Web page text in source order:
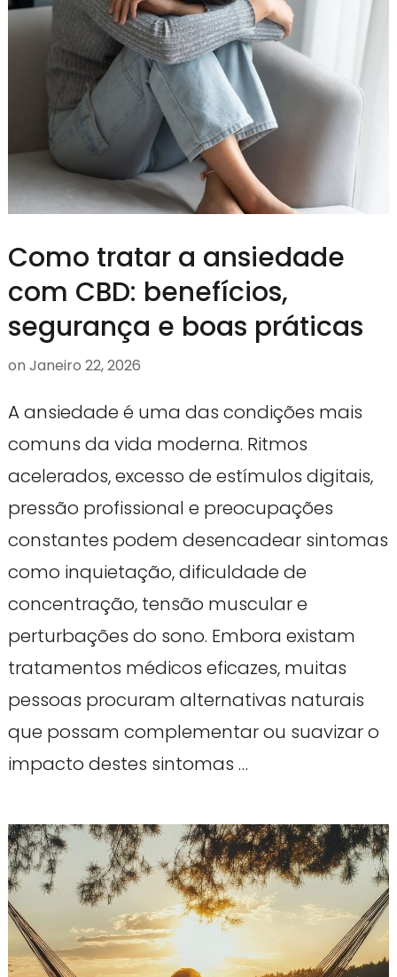
Como tratar a ansiedade
com CBD: benefícios,
segurança e boas práticas
on Janeiro 22, 2026
A ansiedade é uma das condições mais
comuns da vida moderna. Ritmos
acelerados, excesso de estímulos digitais,
pressão profissional e preocupações
constantes podem desencadear sintomas
como inquietação, dificuldade de
concentração, tensão muscular e
perturbações do sono. Embora existam
tratamentos médicos eficazes, muitas
pessoas procuram alternativas naturais
que possam complementar ou suavizar o
impacto destes sintomas …